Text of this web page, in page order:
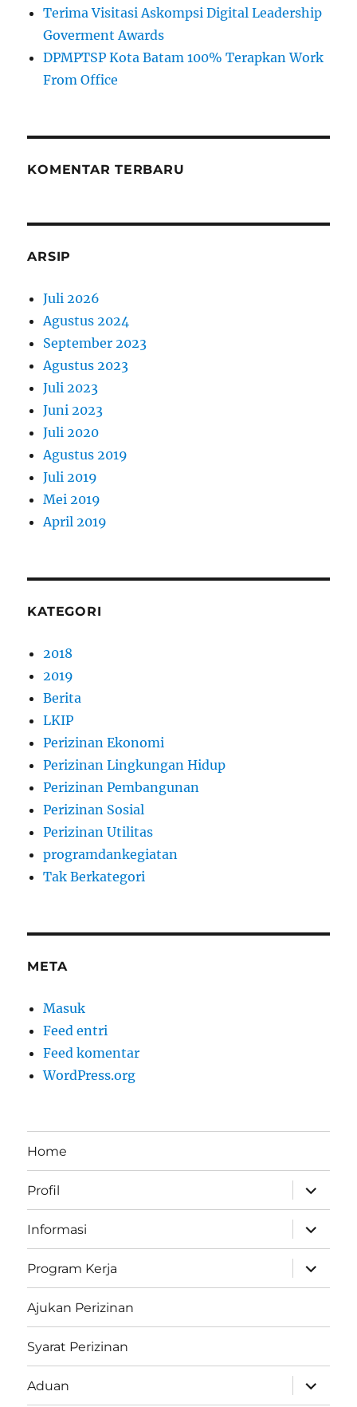
Terima Visitasi Askompsi Digital Leadership
Goverment Awards
DPMPTSP Kota Batam 100% Terapkan Work
From Office
KOMENTAR TERBARU
ARSIP
Juli 2026
Agustus 2024
September 2023
Agustus 2023
Juli 2023
Juni 2023
Juli 2020
Agustus 2019
Juli 2019
Mei 2019
April 2019
KATEGORI
2018
2019
Berita
LKIP
Perizinan Ekonomi
Perizinan Lingkungan Hidup
Perizinan Pembangunan
Perizinan Sosial
Perizinan Utilitas
programdankegiatan
Tak Berkategori
META
Masuk
Feed entri
Feed komentar
WordPress.org
Home
Profil
perlebar
menu
anak
Informasi
perlebar
menu
anak
Program Kerja
perlebar
menu
anak
Ajukan Perizinan
Syarat Perizinan
Aduan
perlebar
menu